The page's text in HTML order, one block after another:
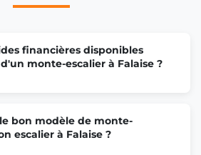
financières disponibles
monte-escalier à Falaise ?
bon modèle de monte-
escalier à Falaise ?